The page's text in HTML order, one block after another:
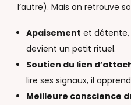
l’autre). Mais on retrouve
Apaisement et détente,
devient un petit rituel.
Soutien du lien
lire ses signaux, il
Meilleure conscience